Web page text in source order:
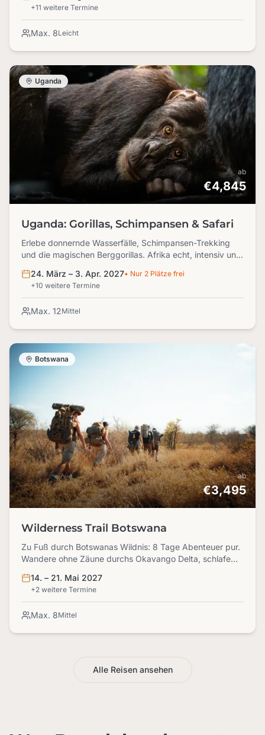
+11 weitere Termine
Max. 8Leicht
Uganda
ab
€4,845
Uganda: Gorillas, Schimpansen & Safari
Erlebe donnernde Wasserfälle, Schimpansen-Trekking
und die magischen Berggorillas. Afrika echt, intensiv und
24. März – 3. Apr. 2027• Nur 2 Plätze frei
+10 weitere Termine
Max. 12Mittel
Botswana
ab
€3,495
Wilderness Trail Botswana
Zu Fuß durch Botswanas Wildnis: 8 Tage Abenteuer pur.
Wandere ohne Zäune durchs Okavango Delta, schlafe
Löwen hautnah. Dein Trip ins Unbekannte!
14. – 21. Mai 2027
+2 weitere Termine
Max. 8Mittel
Alle Reisen ansehen